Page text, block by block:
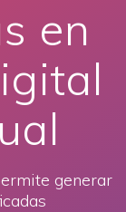
en
generar